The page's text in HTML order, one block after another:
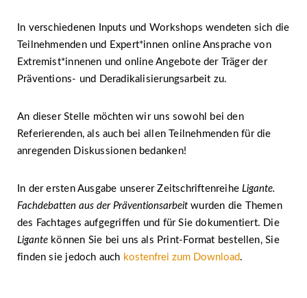
In verschiedenen Inputs und Workshops wendeten sich die
Teilnehmenden und Expert*innen online Ansprache von
Extremist*innenen und online Angebote der Träger der
Präventions- und Deradikalisierungsarbeit zu.
An dieser Stelle möchten wir uns sowohl bei den
Referierenden, als auch bei allen Teilnehmenden für die
anregenden Diskussionen bedanken!
In der ersten Ausgabe unserer ZeitschriftenreiheLigante.
Fachdebatten aus der Präventionsarbeit wurden die Themen
des Fachtages aufgegriffen und für Sie dokumentiert. Die
Ligante können Sie bei uns als Print-Format bestellen, Sie
finden sie jedoch auch kostenfrei zum Download.